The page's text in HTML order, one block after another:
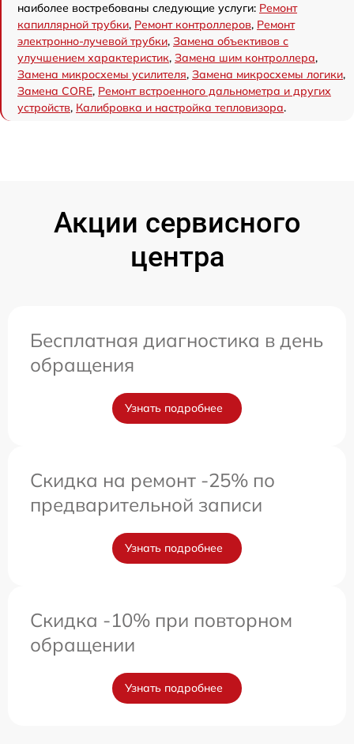
наиболее востребованы следующие услуги: Ремонт
капиллярной трубки, Ремонт контроллеров, Ремонт
электронно-лучевой трубки, Замена объективов с
улучшением характеристик, Замена шим контроллера,
Замена микросхемы усилителя, Замена микросхемы логики,
Замена CORE, Ремонт встроенного дальнометра и других
устройств, Калибровка и настройка тепловизора.
Акции сервисного
центра
Бесплатная диагностика в день
обращения
Узнать подробнее
Скидка на ремонт -25% по
предварительной записи
Узнать подробнее
Скидка -10% при повторном
обращении
Узнать подробнее